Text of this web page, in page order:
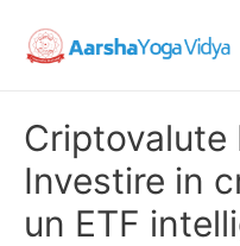
Criptovalute
Investire in
un ETF